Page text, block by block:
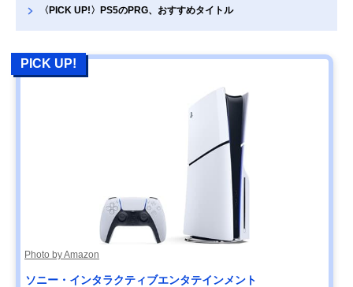
〈PICK UP!〉PS5のPRG、おすすめタイトル
PICK UP!
Photo by Amazon
ソニー・インタラクティブエンタテインメント